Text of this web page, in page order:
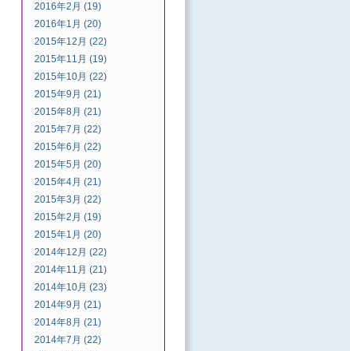
2016年2月 (19)
2016年1月 (20)
2015年12月 (22)
2015年11月 (19)
2015年10月 (22)
2015年9月 (21)
2015年8月 (21)
2015年7月 (22)
2015年6月 (22)
2015年5月 (20)
2015年4月 (21)
2015年3月 (22)
2015年2月 (19)
2015年1月 (20)
2014年12月 (22)
2014年11月 (21)
2014年10月 (23)
2014年9月 (21)
2014年8月 (21)
2014年7月 (22)